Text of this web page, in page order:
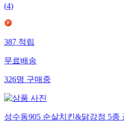
(4)
387 적립
무료배송
326명 구매중
성수동905 순살치킨&닭강정 5종